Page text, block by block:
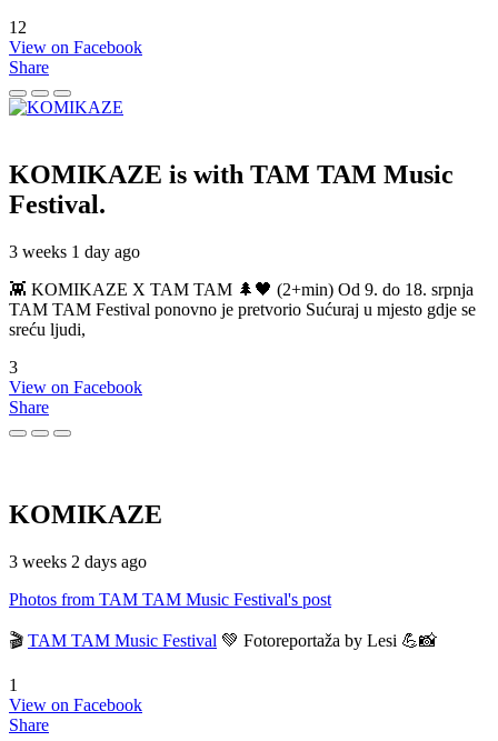
12
View on Facebook
Share
KOMIKAZE is with TAM TAM Music
Festival.
3 weeks 1 day ago
👾 KOMIKAZE X TAM TAM 🌲🖤 (2+min) Od 9. do 18. srpnja
TAM TAM Festival ponovno je pretvorio Sućuraj u mjesto gdje se
sreću ljudi,
3
View on Facebook
Share
KOMIKAZE
3 weeks 2 days ago
Photos from TAM TAM Music Festival's post
🎬 TAM TAM Music Festival 💚 Fotoreportaža by Lesi 💪📸
1
View on Facebook
Share